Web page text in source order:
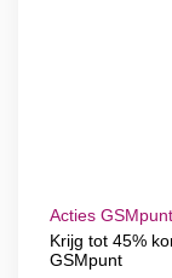
Acties GSMpunt
Krijg tot 45%
GSMpunt